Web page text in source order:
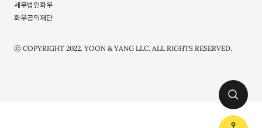
세무법인화우
화우공익재단
ⓒ COPYRIGHT 2022. YOON & YANG LLC. ALL RIGHTS RESERVED.